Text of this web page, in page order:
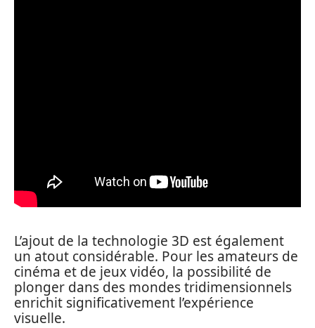
L’ajout de la technologie 3D est également
un atout considérable. Pour les amateurs de
cinéma et de jeux vidéo, la possibilité de
plonger dans des mondes tridimensionnels
enrichit significativement l’expérience
visuelle.